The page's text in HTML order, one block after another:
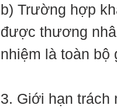
b) Trường hợp
được thương
nhiệm là toàn bộ
3. Giới hạn